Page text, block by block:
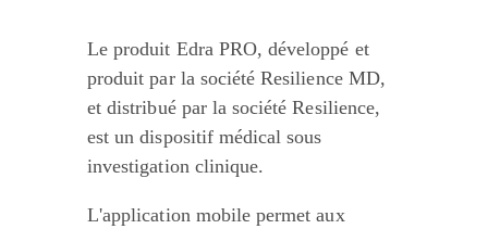
Le produit Edra PRO, développé et
produit par la société Resilience MD,
et distribué par la société Resilience,
est un dispositif médical sous
investigation clinique.
L'application mobile permet aux